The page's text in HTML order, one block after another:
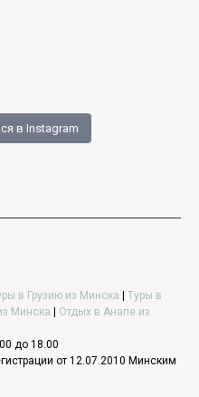
в Instagram
в Грузию из Минска | Туры в
Минска | Отдых в Анапе из
до 18.00
от 12.07.2010 Минским